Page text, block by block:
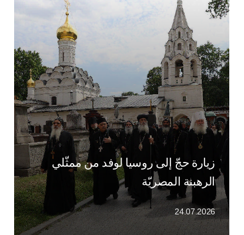
زيارة حجّ إلى روسيا لوفد من ممثّلي
الرهبنة المصريّة
24.07.2026